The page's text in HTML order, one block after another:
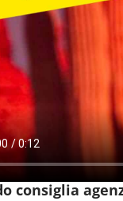
consiglia